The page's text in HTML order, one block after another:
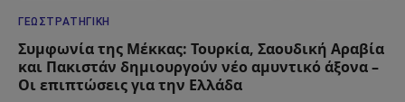
ΓΕΩΣΤΡΑΤΗΓΙΚΉ
Συμφωνία της Μέκκας: Τουρκία, Σαουδική Αραβία
και Πακιστάν δημιουργούν νέο αμυντικό άξονα –
Οι επιπτώσεις για την Ελλάδα